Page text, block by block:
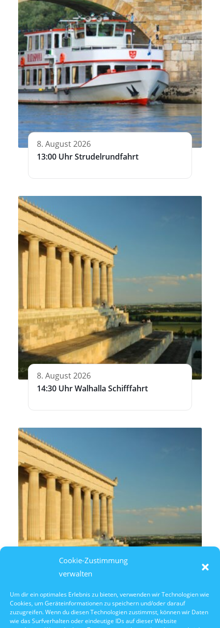
Cookie-Zustimmung
verwalten
Um dir ein optimales Erlebnis zu bieten, verwenden wir Technologien wie
Cookies, um Geräteinformationen zu speichern und/oder darauf
zuzugreifen. Wenn du diesen Technologien zustimmst, können wir Daten
wie das Surfverhalten oder eindeutige IDs auf dieser Website
8. August 2026
13:00 Uhr Strudelrundfahrt
8. August 2026
14:30 Uhr Walhalla Schifffahrt
10. Oktober 2026
10:30 Uhr Walhalla Schifffahrt